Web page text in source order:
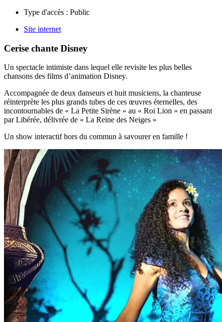
Type d'accès : Public
Site internet
Cerise chante Disney
Un spectacle intimiste dans lequel elle revisite les plus belles
chansons des films d’animation Disney.
Accompagnée de deux danseurs et huit musiciens, la chanteuse
réinterprète les plus grands tubes de ces œuvres éternelles, des
incontournables de « La Petite Sirène » au « Roi Lion » en passant
par Libérée, délivrée de « La Reine des Neiges »
Un show interactif hors du commun à savourer en famille !